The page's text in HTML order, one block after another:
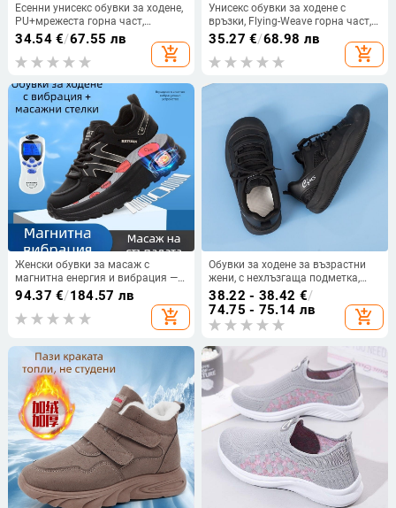
Есенни унисекс обувки за ходене,
PU+мрежеста горна част,
закопчаване с велкро, кръгъл
нос, нисък ток 1-3 см
34.54€/67.55 лв
add_shopping_cart
Унисекс обувки за ходене с
връзки, Flying-Weave горна част,
кръгъл пръст, противохлъзгаща
се подметка, нисък ток 1–3 см,
есен 2024
35.27 €/68.98 лв
add_shopping_cart
Женски обувки за масаж с
магнитна енергия и вибрация —
естествена кожа, кръгла носка,
връзки отпред, ток 3–5 см, есен
2024
94.37 €/184.57 лв
add_shopping_cart
Обувки за ходене за възрастни
жени, с нехлъзгаща подметка,
мрежеста горна част, заострен
нос, есен 2024 пускане на пазара
38.22 - 38.42 €/
74.75 - 75.14 лв
add_shopping_cart